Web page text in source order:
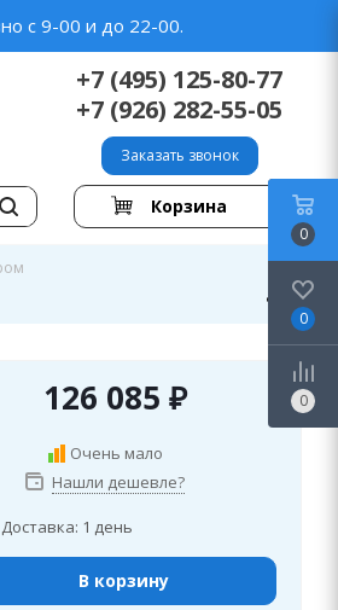
с 9-00 и до 22-00.
+7 (495) 125-80-77
+7 (926) 282-55-05
Заказать звонок
Корзина
126 085 ₽
Очень мало
Нашли дешевле?
Доставка: 1 день
В корзину
0
0
0